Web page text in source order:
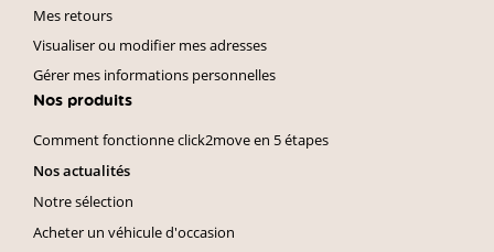
Mes retours
Visualiser ou modifier mes adresses
Gérer mes informations personnelles
Nos produits
Comment fonctionne click2move en 5 étapes
Nos actualités
Notre sélection
Acheter un véhicule d'occasion